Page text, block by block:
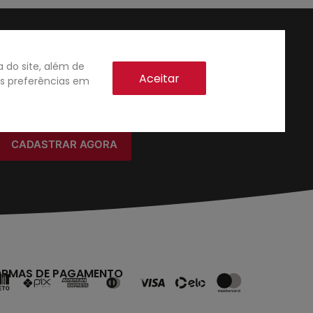
do site, além de
preferências em
Aceitar
CADASTRAR AGORA
DE PAGAMENTO